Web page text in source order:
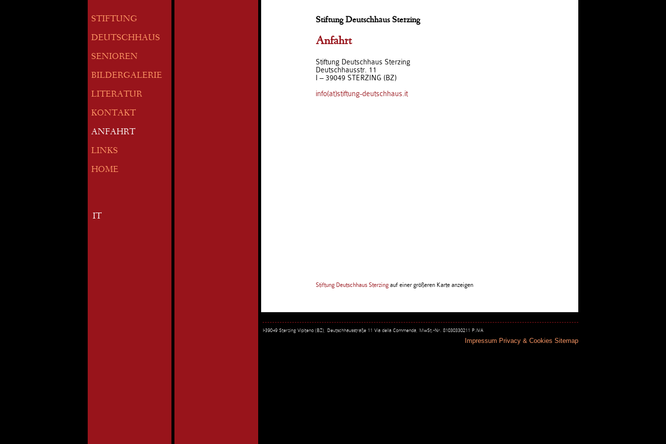
STIFTUNG
DEUTSCHHAUS
SENIOREN
BILDERGALERIE
LITERATUR
KONTAKT
ANFAHRT
LINKS
HOME
IT
Stiftung Deutschhaus Sterzing
Anfahrt
Stiftung Deutschhaus Sterzing
Deutschhausstr. 11
I – 39049 STERZING (BZ)
info(at)stiftung-deutschhaus.it
Stiftung Deutschhaus Sterzing auf einer größeren Karte anzeigen
I-39049 Sterzing Vipiteno (BZ), Deutschhausstraße 11 Via della Commenda, MwSt.-Nr. 81030330211 P.IVA
Impressum Privacy & Cookies Sitemap